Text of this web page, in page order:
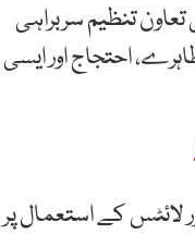
شنگھائی تعاون تنظیم سربراہی
احتجاج اور ایسی
لائٹس کے استعمال پر